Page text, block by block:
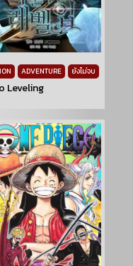
ADVENTURE ยังไม่จบ
Leveling